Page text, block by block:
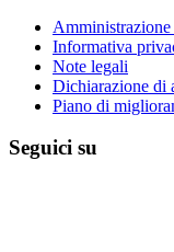
Amministrazione
Informativa
Note legali
Dichiarazione di
Piano di
Seguici su